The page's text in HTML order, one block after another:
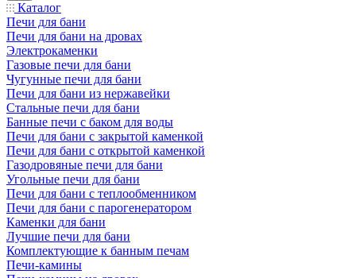
Каталог
Печи для бани
Печи для бани на дровах
Электрокаменки
Газовые печи для бани
Чугунные печи для бани
Печи для бани из нержавейки
Стальные печи для бани
Банные печи с баком для воды
Печи для бани с закрытой каменкой
Печи для бани с открытой каменкой
Газодровяные печи для бани
Угольные печи для бани
Печи для бани с теплообменником
Печи для бани с парогенератором
Каменки для бани
Лучшие печи для бани
Комплектующие к банным печам
Печи-камины